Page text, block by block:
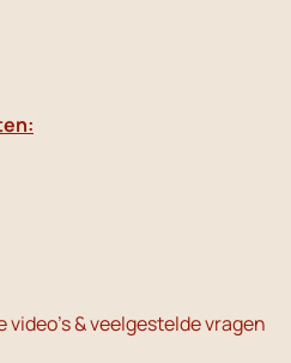
& veelgestelde vragen